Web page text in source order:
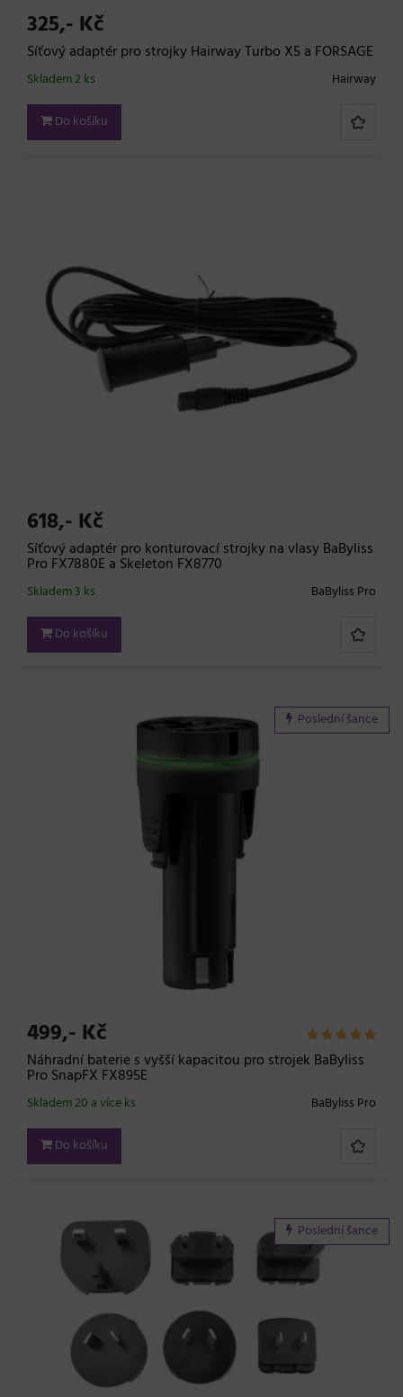
325,- Kč
Síťový adaptér pro strojky Hairway Turbo X5 a FORSAGE
Hairway
Skladem 2 ks
Do košíku
618,- Kč
Síťový adaptér pro konturovací strojky na vlasy BaByliss
Pro FX7880E a Skeleton FX8770
BaByliss Pro
Skladem 3 ks
Do košíku
Poslední šance
499,- Kč
Náhradní baterie s vyšší kapacitou pro strojek BaByliss
Pro SnapFX FX895E
BaByliss Pro
Skladem 20 a více ks
Do košíku
Poslední šance